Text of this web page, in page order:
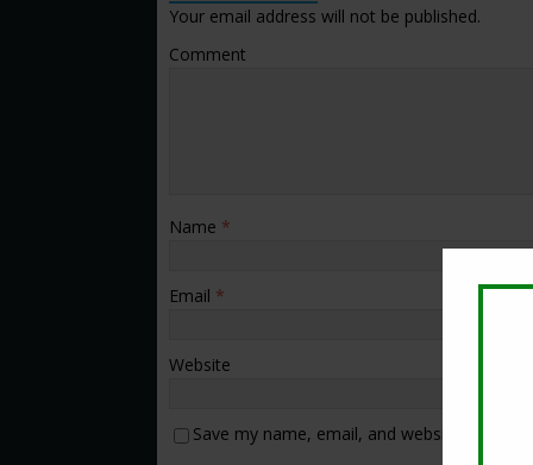
Your email address will not be published.
Comment
Name *
Email *
Website
Save my name, email, and website in this